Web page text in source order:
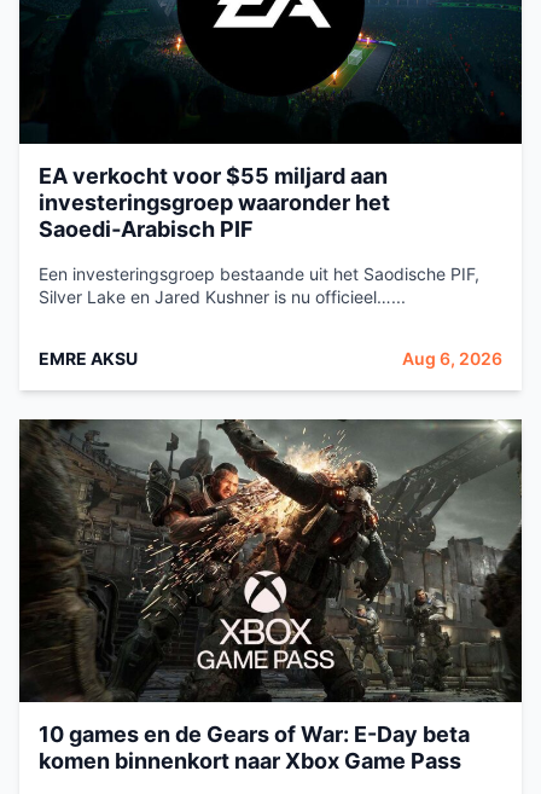
EA verkocht voor $55 miljard aan
investeringsgroep waaronder het
Saoedi‑Arabisch PIF
Een investeringsgroep bestaande uit het Saodische PIF,
Silver Lake en Jared Kushner is nu officieel…...
EMRE AKSU Aug 6, 2026
10 games en de Gears of War: E-Day beta
komen binnenkort naar Xbox Game Pass